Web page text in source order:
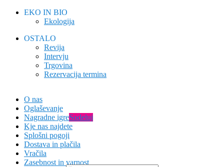
EKO IN BIO
Ekologija
OSTALO
Revija
Intervju
Trgovina
Rezervacija termina
O nas
Oglaševanje
Nagradne igreSodeluj
Kje nas najdete
Splošni pogoji
Dostava in plačila
Vračila
Zasebnost in varnost